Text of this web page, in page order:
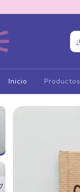
Inicio Productos